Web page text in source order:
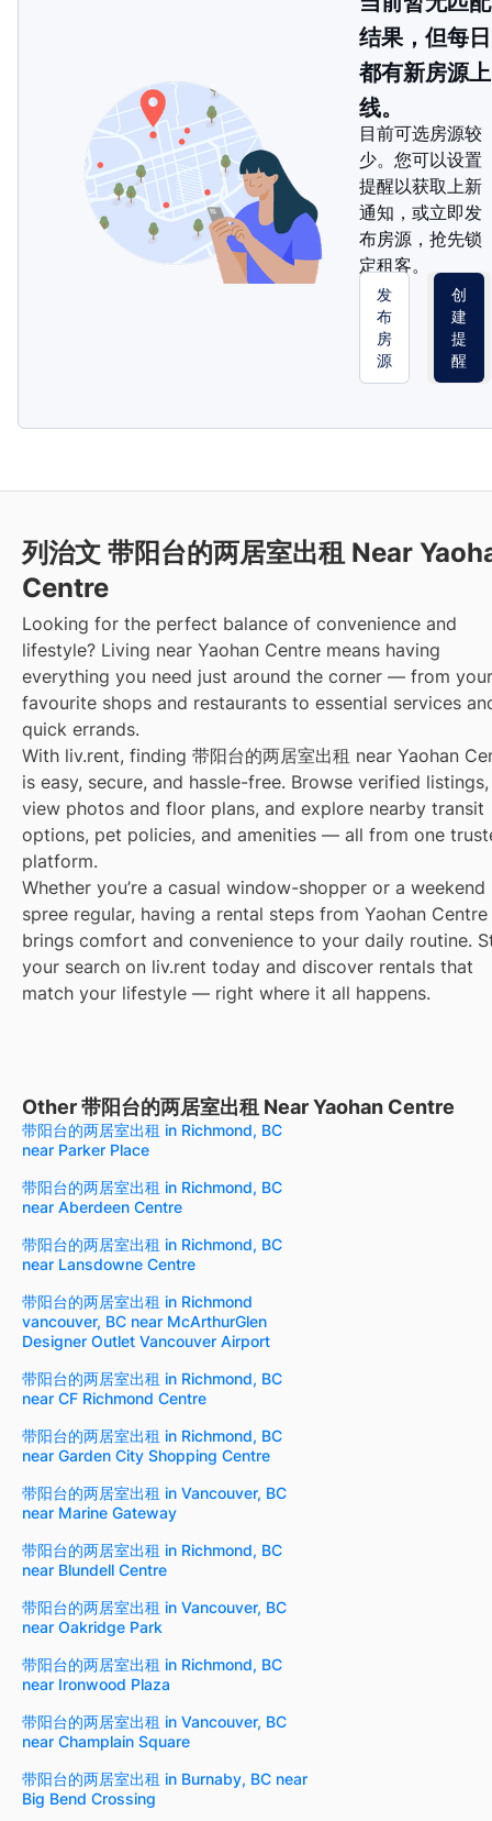
结果，但每日
都有新房源上
线。
目前可选房源较
少。您可以设置
提醒以获取上新
通知，或立即发
布房源，抢先锁
定租客。
发
布
房
源
创
建
提
醒
列治文 带阳台的两居室出租 Near
Centre
Looking for the perfect balance of convenience and
lifestyle? Living near Yaohan Centre means having
everything you need just around the corner — from your
favourite shops and restaurants to essential services
quick errands.
With liv.rent, finding 带阳台的两居室出租 near Yaohan
is easy, secure, and hassle-free. Browse verified listings,
view photos and floor plans, and explore nearby transit
options, pet policies, and amenities — all from one
platform.
Whether you’re a casual window-shopper or a weekend
spree regular, having a rental steps from Yaohan Centre
brings comfort and convenience to your daily routine.
your search on liv.rent today and discover rentals that
match your lifestyle — right where it all happens.
Other 带阳台的两居室出租 Near Yaohan Centre
带阳台的两居室出租 in Richmond, BC
near Parker Place
带阳台的两居室出租 in Richmond, BC
near Aberdeen Centre
带阳台的两居室出租 in Richmond, BC
near Lansdowne Centre
带阳台的两居室出租 in Richmond
vancouver, BC near McArthurGlen
Designer Outlet Vancouver Airport
带阳台的两居室出租 in Richmond, BC
near CF Richmond Centre
带阳台的两居室出租 in Richmond, BC
near Garden City Shopping Centre
带阳台的两居室出租 in Vancouver, BC
near Marine Gateway
带阳台的两居室出租 in Richmond, BC
near Blundell Centre
带阳台的两居室出租 in Vancouver, BC
near Oakridge Park
带阳台的两居室出租 in Richmond, BC
near Ironwood Plaza
带阳台的两居室出租 in Vancouver, BC
near Champlain Square
带阳台的两居室出租 in Burnaby, BC near
Big Bend Crossing